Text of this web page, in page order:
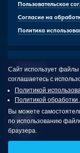
Пользовательское
Согласие на
Политика
Реквизиты
HTML-карта сайта
Сайт использует
соглашаетесь с
Политикой
Политикой
Вы можете
по использованию
браузера.